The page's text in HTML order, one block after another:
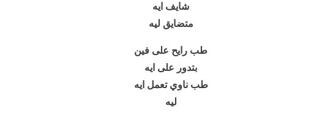
شايف ايه
متضايق ليه
طب رايح على فين
بتدور على ايه
طب ناوي تعمل ايه
ليه